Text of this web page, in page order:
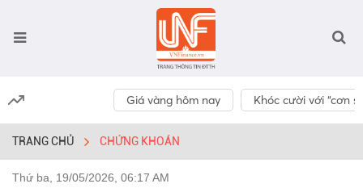
Giá vàng hôm nay Khóc cười với “cơn
TRANG CHỦ CHỨNG KHOÁN
Thứ ba, 19/05/2026, 06:17 AM